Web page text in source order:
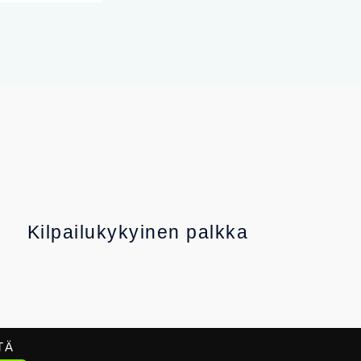
Kilpailukykyinen palkka